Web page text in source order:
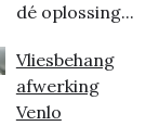
dé oplossing...
Vliesbehang
afwerking
Venlo